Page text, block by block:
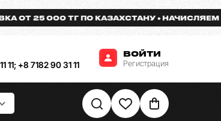
000 ТГ ПО КАЗАХСТАНУ НАЧИСЛЯЕМ
11; +8 7182 90 31 11
ВОЙТИ
Регистрация